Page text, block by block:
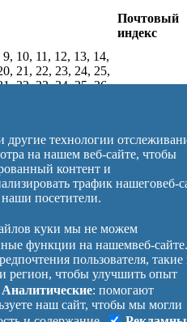
: 27-07-2026.
Почтовый
индекс
10, 11, 12, 13, 14,
21, 22, 23, 24, 25,
32, 33, 34, 35, 36,
76, 77, 78, 79, 80
Індекс
Обратная
связь
Украина
Вход |
Выход
технологии
на нашем веб-сайте, чтобы
контент и
трафик нашеговеб-
посетители.
куки мы не можем
функции на нашемвеб-
пользователя, такие
регион, чтобы улучшить опыт
Аналитические: помогают
наш сайт, чтобы мы могли